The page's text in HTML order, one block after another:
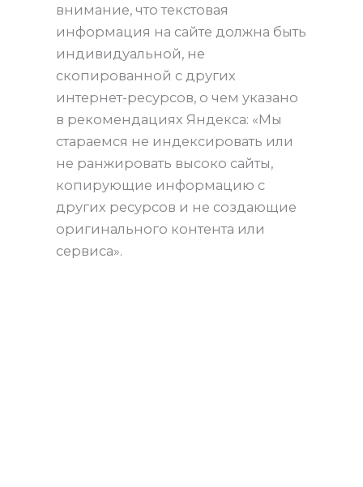
внимание, что текстовая
информация на сайте должна быть
индивидуальной, не
скопированной с других
интернет-ресурсов, о чем указано
в рекомендациях Яндекса: «Мы
стараемся не индексировать или
не ранжировать высоко сайты,
копирующие информацию с
других ресурсов и не создающие
оригинального контента или
сервиса».